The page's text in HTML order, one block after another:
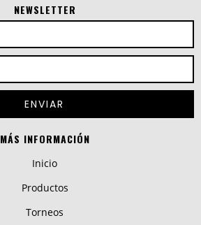
NEWSLETTER
MÁS INFORMACIÓN
Inicio
Productos
Torneos